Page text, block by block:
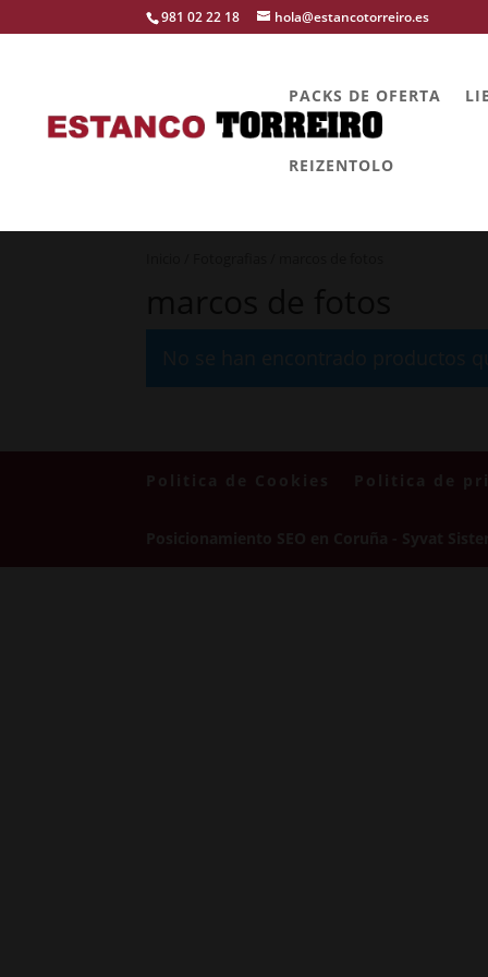
981 02 22 18 hola@estancotorreiro.es
PACKS DE OFERTA
REIZENTOLO
No se han encontrado productos